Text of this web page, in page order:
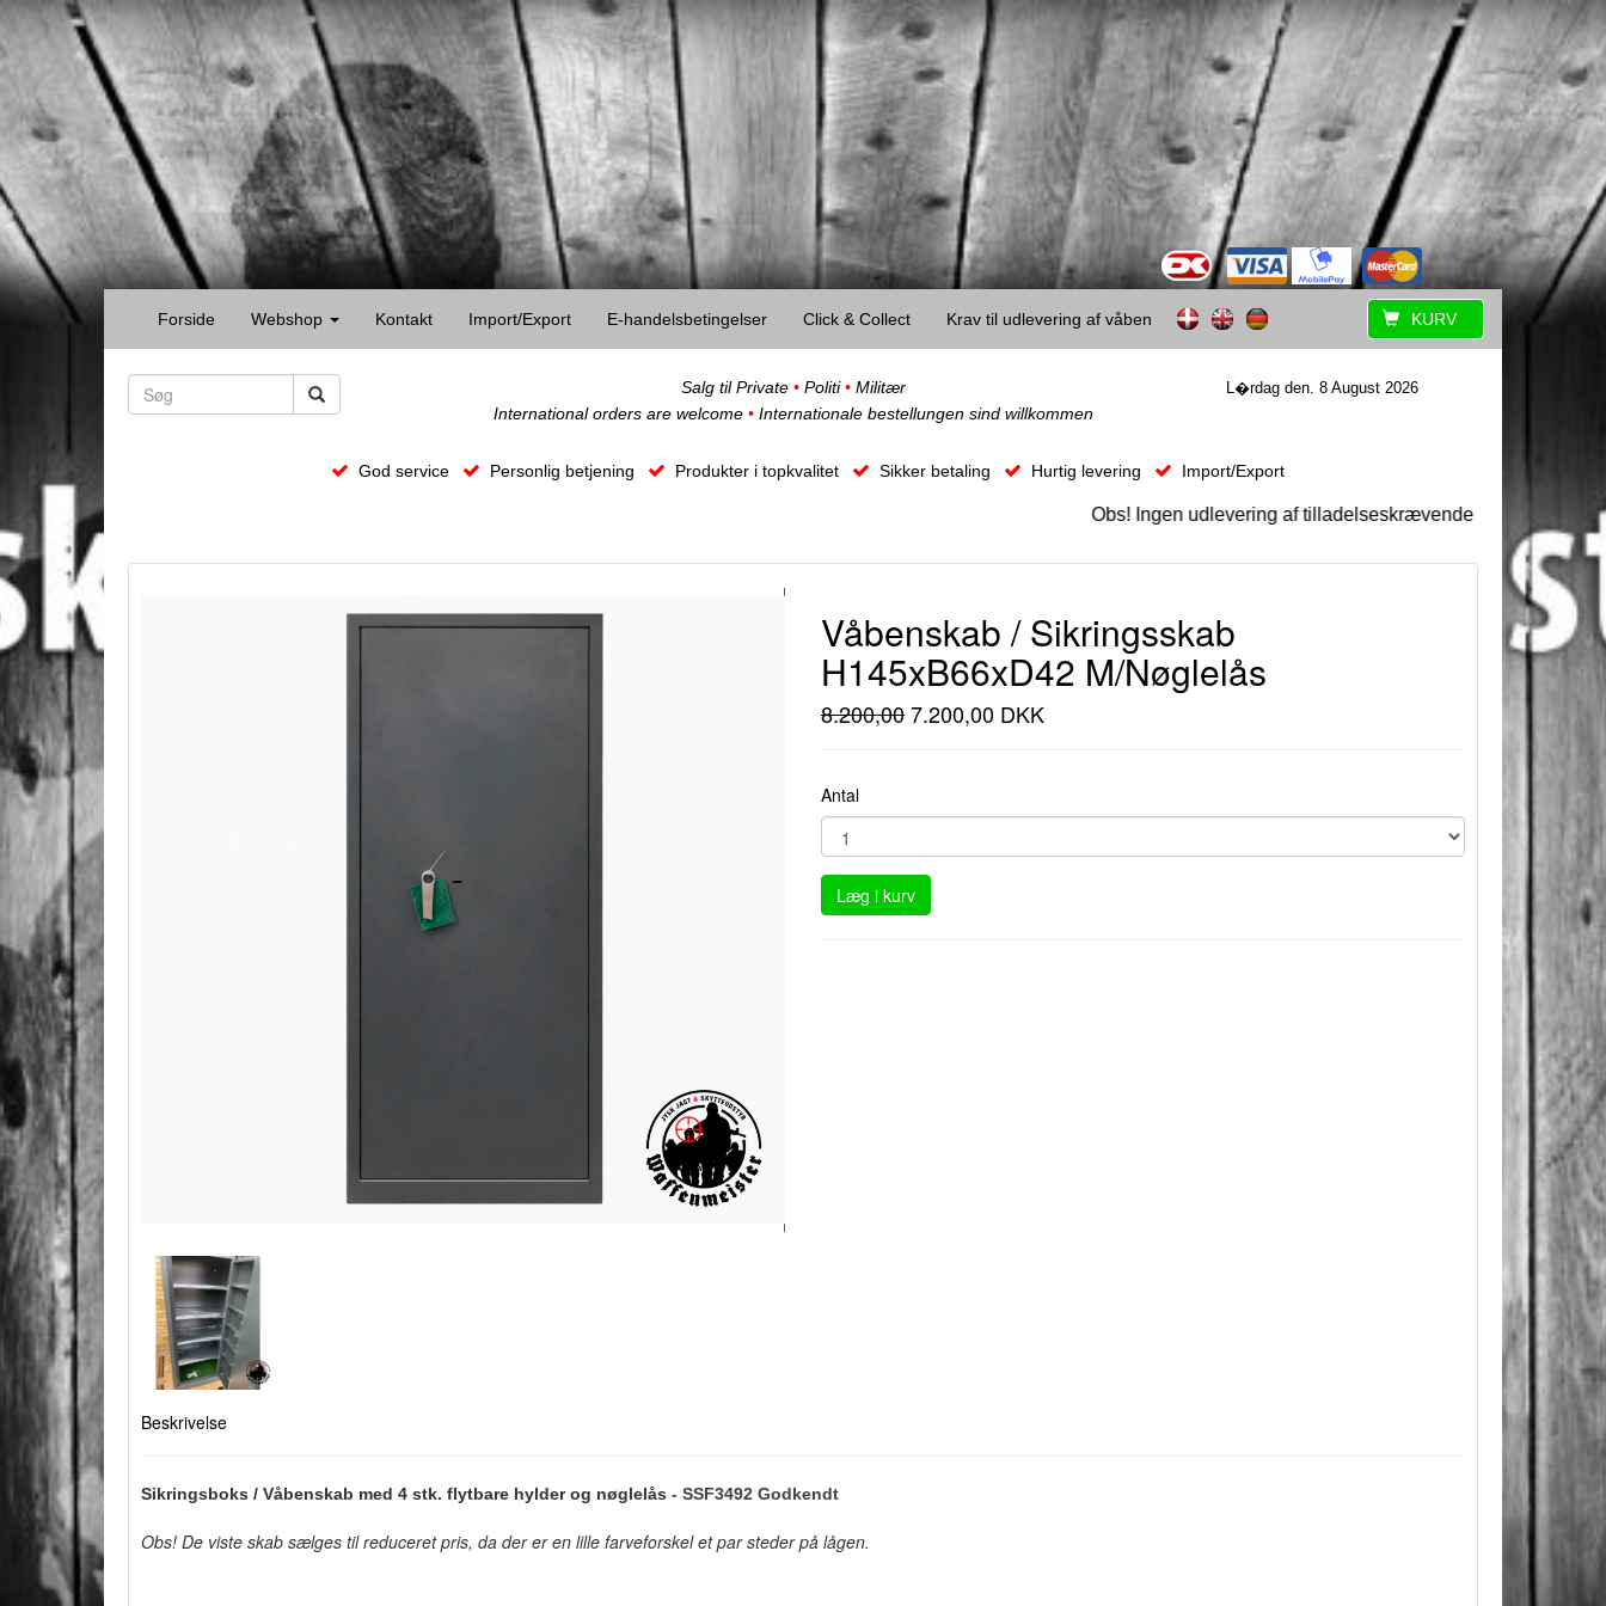
Forside Webshop Kontakt Import/Export E-handelsbetingelser Click & Collect Krav til udlevering af våben KURV
Salg til Private •Politi•Militær
International orders are welcome •Internationale bestellungen sind willkommen
L�rdag den. 8 August 2026
God service Personlig betjening Produkter i topkvalitet Sikker betaling Hurtig levering Import/Export
Obs! Ingen udlevering af tilladelseskrævende våben uden
Våbenskab / Sikringsskab
H145xB66xD42 M/Nøglelås
8.200,007.200,00 DKK
Antal
Læg i kurv
Beskrivelse
Sikringsboks / Våbenskab med 4 stk. flytbare hylder og nøglelås - SSF3492 Godkendt
Obs! De viste skab sælges til reduceret pris, da der er en lille farveforskel et par steder på lågen.